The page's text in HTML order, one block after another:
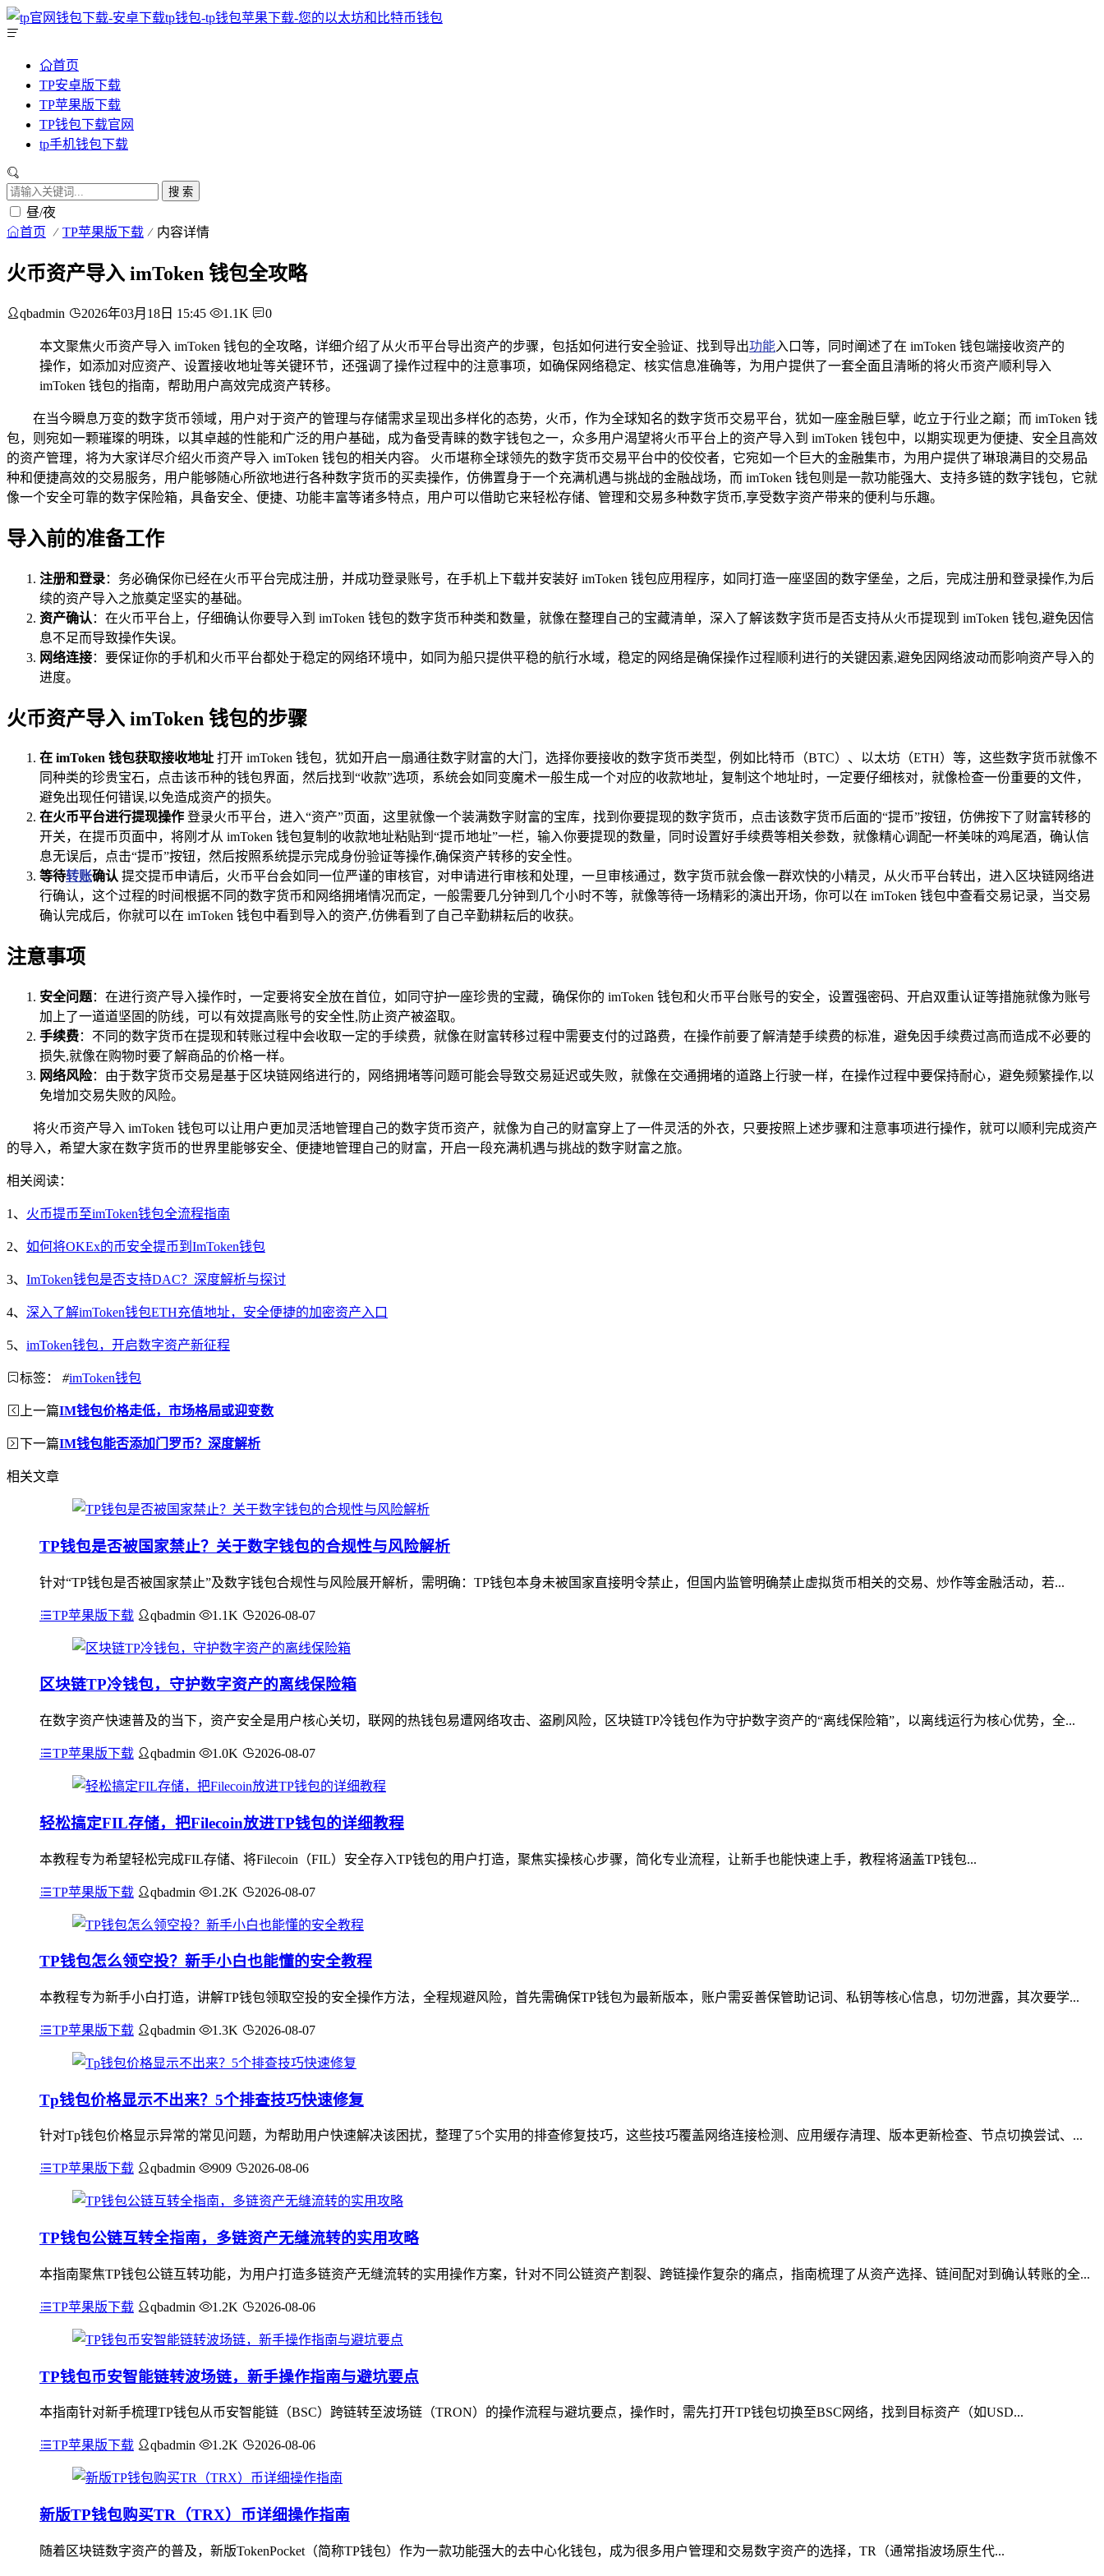
首页
TP安卓版下载
TP苹果版下载
TP钱包下载官网
tp手机钱包下载
搜 索
昼/夜
首页 TP苹果版下载 内容详情
火币资产导入 imToken 钱包全攻略
qbadmin 2026年03月18日 15:45 1.1K 0
本文聚焦火币资产导入 imToken 钱包的全攻略，详细介绍了从火币平台导出资产的步骤，包括如何进行安全验证、找到导出功能入口等，同时阐述了在 imToken 钱包端接收资产的
操作，如添加对应资产、设置接收地址等关键环节，还强调了操作过程中的注意事项，如确保网络稳定、核实信息准确等，为用户提供了一套全面且清晰的将火币资产顺利导入
imToken 钱包的指南，帮助用户高效完成资产转移。
在当今瞬息万变的数字货币领域，用户对于资产的管理与存储需求呈现出多样化的态势，火币，作为全球知名的数字货币交易平台，犹如一座金融巨擘，屹立于行业之巅；而 imToken 钱
包，则宛如一颗璀璨的明珠，以其卓越的性能和广泛的用户基础，成为备受青睐的数字钱包之一，众多用户渴望将火币平台上的资产导入到 imToken 钱包中，以期实现更为便捷、安全且高效
的资产管理，将为大家详尽介绍火币资产导入 imToken 钱包的相关内容。 火币堪称全球领先的数字货币交易平台中的佼佼者，它宛如一个巨大的金融集市，为用户提供了琳琅满目的交易品
种和便捷高效的交易服务，用户能够随心所欲地进行各种数字货币的买卖操作，仿佛置身于一个充满机遇与挑战的金融战场，而 imToken 钱包则是一款功能强大、支持多链的数字钱包，它就
像一个安全可靠的数字保险箱，具备安全、便捷、功能丰富等诸多特点，用户可以借助它来轻松存储、管理和交易多种数字货币,享受数字资产带来的便利与乐趣。
导入前的准备工作
注册和登录：务必确保你已经在火币平台完成注册，并成功登录账号，在手机上下载并安装好 imToken 钱包应用程序，如同打造一座坚固的数字堡垒，之后，完成注册和登录操作,为后
续的资产导入之旅奠定坚实的基础。
资产确认 ：在火币平台上，仔细确认你要导入到 imToken 钱包的数字货币种类和数量，就像在整理自己的宝藏清单，深入了解该数字货币是否支持从火币提现到 imToken 钱包,避免因信
息不足而导致操作失误。
网络连接：要保证你的手机和火币平台都处于稳定的网络环境中，如同为船只提供平稳的航行水域，稳定的网络是确保操作过程顺利进行的关键因素,避免因网络波动而影响资产导入的
进度。
火币资产导入 imToken 钱包的步骤
在 imToken 钱包获取接收地址 打开 imToken 钱包，犹如开启一扇通往数字财富的大门，选择你要接收的数字货币类型，例如比特币（BTC）、以太坊（ETH）等，这些数字货币就像不
同种类的珍贵宝石，点击该币种的钱包界面，然后找到“收款”选项，系统会如同变魔术一般生成一个对应的收款地址，复制这个地址时，一定要仔细核对，就像检查一份重要的文件，
避免出现任何错误,以免造成资产的损失。
在火币平台进行提现操作 登录火币平台，进入“资产”页面，这里就像一个装满数字财富的宝库，找到你要提现的数字货币，点击该数字货币后面的“提币”按钮，仿佛按下了财富转移的
开关，在提币页面中，将刚才从 imToken 钱包复制的收款地址粘贴到“提币地址”一栏，输入你要提现的数量，同时设置好手续费等相关参数，就像精心调配一杯美味的鸡尾酒，确认信
息无误后，点击“提币”按钮，然后按照系统提示完成身份验证等操作,确保资产转移的安全性。
等待转账确认 提交提币申请后，火币平台会如同一位严谨的审核官，对申请进行审核和处理，一旦审核通过，数字货币就会像一群欢快的小精灵，从火币平台转出，进入区块链网络进
行确认，这个过程的时间根据不同的数字货币和网络拥堵情况而定，一般需要几分钟到几个小时不等，就像等待一场精彩的演出开场，你可以在 imToken 钱包中查看交易记录，当交易
确认完成后，你就可以在 imToken 钱包中看到导入的资产,仿佛看到了自己辛勤耕耘后的收获。
注意事项
安全问题：在进行资产导入操作时，一定要将安全放在首位，如同守护一座珍贵的宝藏，确保你的 imToken 钱包和火币平台账号的安全，设置强密码、开启双重认证等措施就像为账号
加上了一道道坚固的防线，可以有效提高账号的安全性,防止资产被盗取。
手续费：不同的数字货币在提现和转账过程中会收取一定的手续费，就像在财富转移过程中需要支付的过路费，在操作前要了解清楚手续费的标准，避免因手续费过高而造成不必要的
损失,就像在购物时要了解商品的价格一样。
网络风险：由于数字货币交易是基于区块链网络进行的，网络拥堵等问题可能会导致交易延迟或失败，就像在交通拥堵的道路上行驶一样，在操作过程中要保持耐心，避免频繁操作,以
免增加交易失败的风险。
将火币资产导入 imToken 钱包可以让用户更加灵活地管理自己的数字货币资产，就像为自己的财富穿上了一件灵活的外衣，只要按照上述步骤和注意事项进行操作，就可以顺利完成资产
的导入，希望大家在数字货币的世界里能够安全、便捷地管理自己的财富，开启一段充满机遇与挑战的数字财富之旅。
相关阅读：
1、 火币提币至imToken钱包全流程指南
2、 如何将OKEx的币安全提币到ImToken钱包
3、 ImToken钱包是否支持DAC？深度解析与探讨
4、 深入了解imToken钱包ETH充值地址，安全便捷的加密资产入口
5、 imToken钱包，开启数字资产新征程
标签： #imToken钱包
上一篇IM钱包价格走低，市场格局或迎变数
下一篇IM钱包能否添加门罗币？深度解析
相关文章
TP钱包是否被国家禁止？关于数字钱包的合规性与风险解析
针对“TP钱包是否被国家禁止”及数字钱包合规性与风险展开解析，需明确：TP钱包本身未被国家直接明令禁止，但国内监管明确禁止虚拟货币相关的交易、炒作等金融活动，若...
TP苹果版下载 qbadmin 1.1K 2026-08-07
区块链TP冷钱包，守护数字资产的离线保险箱
在数字资产快速普及的当下，资产安全是用户核心关切，联网的热钱包易遭网络攻击、盗刷风险，区块链TP冷钱包作为守护数字资产的“离线保险箱”，以离线运行为核心优势，全...
TP苹果版下载 qbadmin 1.0K 2026-08-07
轻松搞定FIL存储，把Filecoin放进TP钱包的详细教程
本教程专为希望轻松完成FIL存储、将Filecoin（FIL）安全存入TP钱包的用户打造，聚焦实操核心步骤，简化专业流程，让新手也能快速上手，教程将涵盖TP钱包...
TP苹果版下载 qbadmin 1.2K 2026-08-07
TP钱包怎么领空投？新手小白也能懂的安全教程
本教程专为新手小白打造，讲解TP钱包领取空投的安全操作方法，全程规避风险，首先需确保TP钱包为最新版本，账户需妥善保管助记词、私钥等核心信息，切勿泄露，其次要学...
TP苹果版下载 qbadmin 1.3K 2026-08-07
Tp钱包价格显示不出来？5个排查技巧快速修复
针对Tp钱包价格显示异常的常见问题，为帮助用户快速解决该困扰，整理了5个实用的排查修复技巧，这些技巧覆盖网络连接检测、应用缓存清理、版本更新检查、节点切换尝试、...
TP苹果版下载 qbadmin 909 2026-08-06
TP钱包公链互转全指南，多链资产无缝流转的实用攻略
本指南聚焦TP钱包公链互转功能，为用户打造多链资产无缝流转的实用操作方案，针对不同公链资产割裂、跨链操作复杂的痛点，指南梳理了从资产选择、链间配对到确认转账的全...
TP苹果版下载 qbadmin 1.2K 2026-08-06
TP钱包币安智能链转波场链，新手操作指南与避坑要点
本指南针对新手梳理TP钱包从币安智能链（BSC）跨链转至波场链（TRON）的操作流程与避坑要点，操作时，需先打开TP钱包切换至BSC网络，找到目标资产（如USD...
TP苹果版下载 qbadmin 1.2K 2026-08-06
新版TP钱包购买TR（TRX）币详细操作指南
随着区块链数字资产的普及，新版TokenPocket（简称TP钱包）作为一款功能强大的去中心化钱包，成为很多用户管理和交易数字资产的选择，TR（通常指波场原生代...